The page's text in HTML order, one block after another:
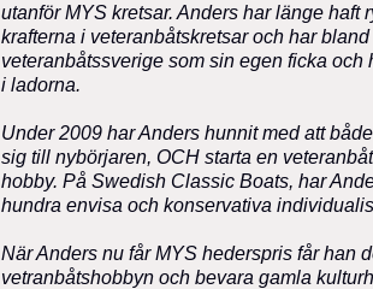
utanför MYS kretsar. Anders har länge haft
krafterna i veteranbåtskretsar och har
veteranbåtssverige som sin egen ficka
i ladorna.
Under 2009 har Anders hunnit med att
sig till nybörjaren, OCH starta en
hobby. På Swedish Classic Boats, har
hundra envisa och konservativa
När Anders nu får MYS hederspris får han
vetranbåtshobbyn och bevara gamla